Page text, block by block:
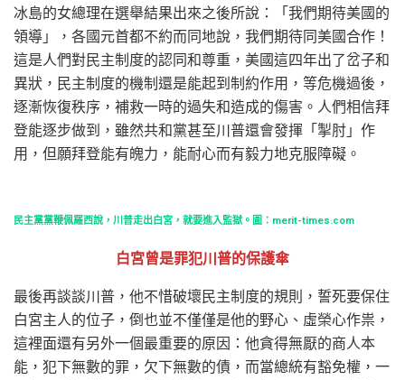
冰島的女總理在選舉結果出來之後所說：「我們期待美國的
領導」，各國元首都不約而同地說，我們期待同美國合作！
這是人們對民主制度的認同和尊重，美國這四年出了岔子和
異狀，民主制度的機制還是能起到制約作用，等危機過後，
逐漸恢復秩序，補救一時的過失和造成的傷害。人們相信拜
登能逐步做到，雖然共和黨甚至川普還會發揮「掣肘」作
用，但願拜登能有魄力，能耐心而有毅力地克服障礙。
民主黨黨鞭佩羅西說，川普走出白宮，就要進入監獄。圖：merit-times.com
白宮曾是罪犯川普的保護傘
最後再談談川普，他不惜破壞民主制度的規則，誓死要保住
白宮主人的位子，倒也並不僅僅是他的野心、虛榮心作祟，
這裡面還有另外一個最重要的原因：他貪得無厭的商人本
能，犯下無數的罪，欠下無數的債，而當總統有豁免權，一